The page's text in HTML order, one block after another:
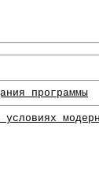
программы